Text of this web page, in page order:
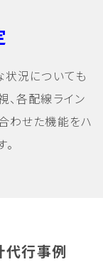
状況についても
、各配線ライン
わせた機能をハ
代行事例